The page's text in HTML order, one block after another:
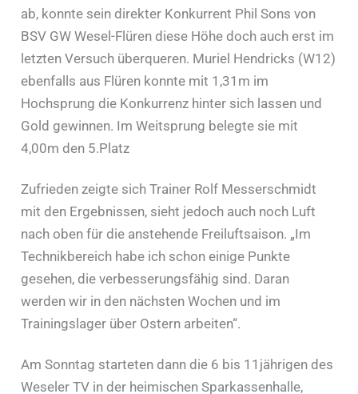
ab, konnte sein direkter Konkurrent Phil Sons von
BSV GW Wesel-Flüren diese Höhe doch auch erst im
letzten Versuch überqueren. Muriel Hendricks (W12)
ebenfalls aus Flüren konnte mit 1,31m im
Hochsprung die Konkurrenz hinter sich lassen und
Gold gewinnen. Im Weitsprung belegte sie mit
4,00m den 5.Platz
Zufrieden zeigte sich Trainer Rolf Messerschmidt
mit den Ergebnissen, sieht jedoch auch noch Luft
nach oben für die anstehende Freiluftsaison. „Im
Technikbereich habe ich schon einige Punkte
gesehen, die verbesserungsfähig sind. Daran
werden wir in den nächsten Wochen und im
Trainingslager über Ostern arbeiten“.
Am Sonntag starteten dann die 6 bis 11jährigen des
Weseler TV in der heimischen Sparkassenhalle,